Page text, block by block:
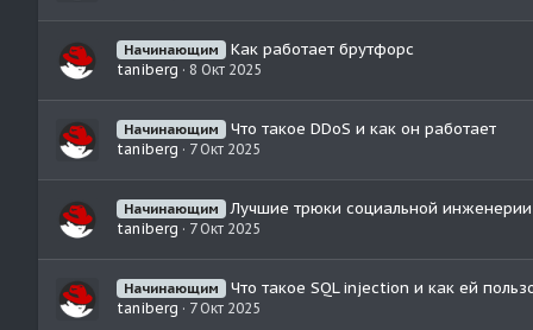
Начинающим Как работает брутфорс
taniberg 8 Окт 2025
Начинающим Что такое DDoS и как он работает
taniberg 7 Окт 2025
Начинающим Лучшие трюки социальной инженерии
taniberg 7 Окт 2025
Начинающим Что такое SQL injection и как ей
taniberg 7 Окт 2025